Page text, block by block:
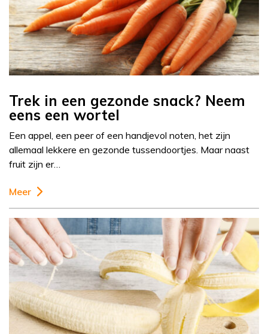
Trek in een gezonde snack? Neem
eens een wortel
Een appel, een peer of een handjevol noten, het zijn
allemaal lekkere en gezonde tussendoortjes. Maar naast
fruit zijn er…
Meer